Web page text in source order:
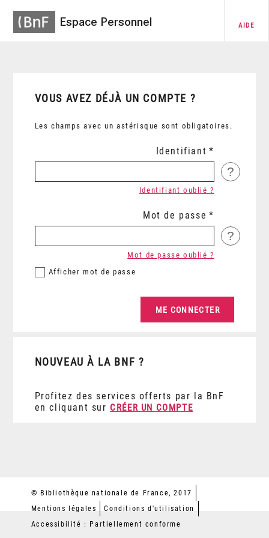
Espace Personnel AIDE
VOUS AVEZ DÉJÀ UN COMPTE ?
Les champs avec un astérisque sont obligatoires.
Identifiant
?
Identifiant oublié ?
Mot de passe
?
Afficher mot de passe
Mot de passe oublié ?
NOUVEAU À LA BNF ?
Profitez des services offerts par la BnF
en cliquant sur CRÉER UN COMPTE
© Bibliothèque nationale de France, 2017
Mentions légales
Conditions d'utilisation
Accessibilité : Partiellement conforme